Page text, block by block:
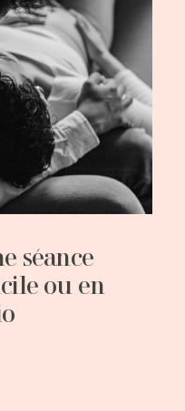
séance
ou en